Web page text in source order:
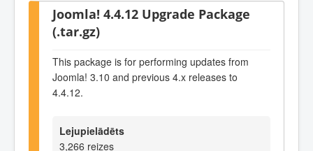
Joomla! 4.4.12 Upgrade Package
(.tar.gz)
This package is for performing updates from
Joomla! 3.10 and previous 4.x releases to
4.4.12.
Lejupielādēts
3,266 reizes